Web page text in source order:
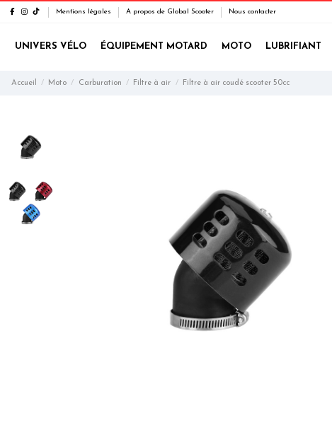
Mentions légales A propos de Global Scooter Nous contacter
UNIVERS VÉLO ÉQUIPEMENT MOTARD MOTO LUBRIFIANT
Accueil Moto Carburation Filtre à air Filtre à air coudé scooter 50cc